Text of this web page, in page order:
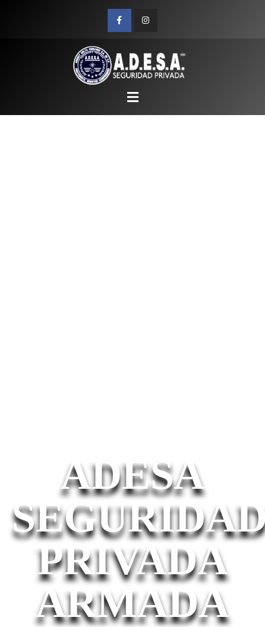
ADESA
PRIVADA
ARMADA